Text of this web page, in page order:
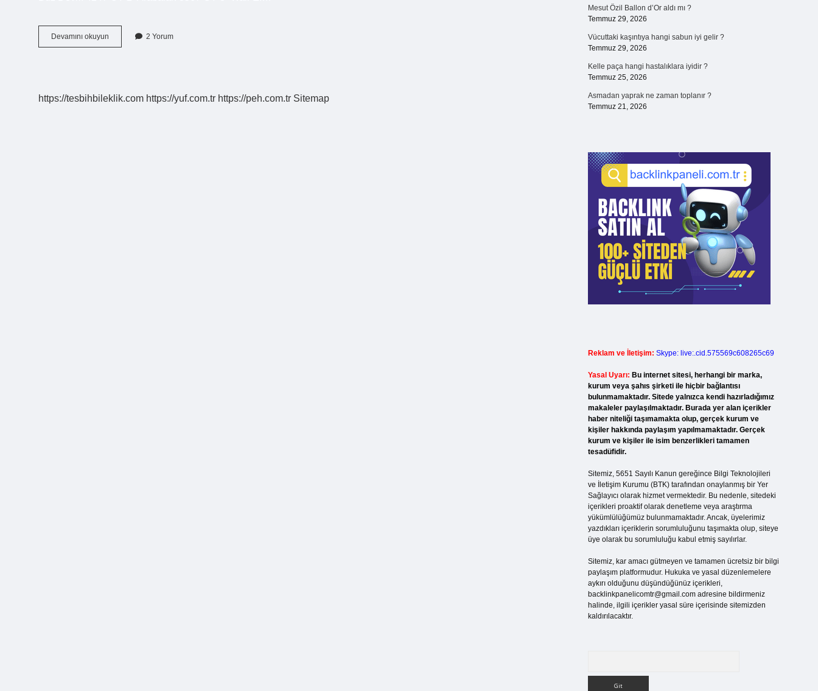
Devamını okuyun
Hangi
2 Yorum
https://tesbihbileklik.com https://yuf.com.tr https://peh.com.tr Sitemap
Mesut Özil Ballon d’Or aldı mı ?
Temmuz 29, 2026
Vücuttaki kaşıntıya hangi sabun iyi gelir ?
Temmuz 29, 2026
Kelle paça hangi hastalıklara iyidir ?
Temmuz 25, 2026
Asmadan yaprak ne zaman toplanır ?
Temmuz 21, 2026
Reklam ve İletişim: Skype: live:.cid.575569c608265c69
Yasal Uyarı: Bu internet sitesi, herhangi bir marka,
kurum veya şahıs şirketi ile hiçbir bağlantısı
bulunmamaktadır. Sitede yalnızca kendi hazırladığımız
makaleler paylaşılmaktadır. Burada yer alan içerikler
haber niteliği taşımamakta olup, gerçek kurum ve
kişiler hakkında paylaşım yapılmamaktadır. Gerçek
kurum ve kişiler ile isim benzerlikleri tamamen
tesadüfidir.
Sitemiz, 5651 Sayılı Kanun gereğince Bilgi Teknolojileri
ve İletişim Kurumu (BTK) tarafından onaylanmış bir Yer
Sağlayıcı olarak hizmet vermektedir. Bu nedenle, sitedeki
içerikleri proaktif olarak denetleme veya araştırma
yükümlülüğümüz bulunmamaktadır. Ancak, üyelerimiz
yazdıkları içeriklerin sorumluluğunu taşımakta olup, siteye
üye olarak bu sorumluluğu kabul etmiş sayılırlar.
Sitemiz, kar amacı gütmeyen ve tamamen ücretsiz bir bilgi
paylaşım platformudur. Hukuka ve yasal düzenlemelere
aykırı olduğunu düşündüğünüz içerikleri,
backlinkpanelicomtr@gmail.comadresine bildirmeniz
halinde, ilgili içerikler yasal süre içerisinde sitemizden
kaldırılacaktır.